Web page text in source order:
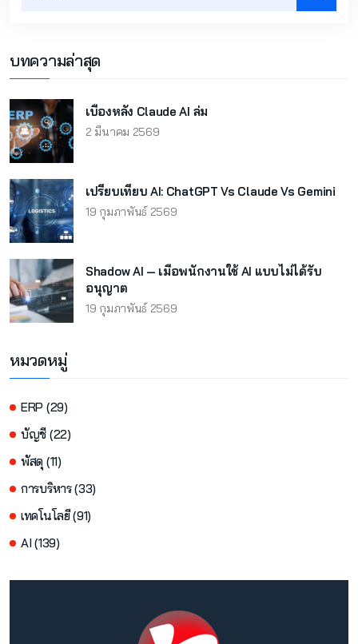
บทความล่าสุด
เบื้องหลัง Claude AI ล่ม
2 มีนาคม 2569
เปรียบเทียบ AI: ChatGPT Vs Claude Vs Gemini
19 กุมภาพันธ์ 2569
Shadow AI — เมื่อพนักงานใช้ AI แบบไม่ได้รับ
อนุญาต
19 กุมภาพันธ์ 2569
หมวดหมู่
ERP (29)
บัญชี (22)
พัสดุ (11)
การบริหาร (33)
เทคโนโลยี (91)
AI (139)